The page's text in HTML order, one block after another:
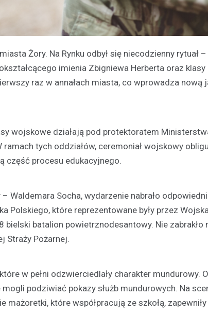
Żory. Na Rynku odbył się niecodzienny rytuał
imienia Zbigniewa Herberta oraz klasy
raz w annałach miasta, co wprowadza nową
wojskowe działają pod protektoratem
tych oddziałów, ceremoniał wojskowy
część procesu edukacyjnego.
Waldemara Socha, wydarzenie nabrało
Polskiego, które reprezentowane były przez
bielski batalion powietrznodesantowy. Nie
Straży Pożarnej.
w pełni odzwierciedlały charakter mundurowy.
podziwiać pokazy służb mundurowych. Na
które współpracują ze szkołą,
Festyny
Festyn
Moszczenicy
niezwykłym
sezon sportowy